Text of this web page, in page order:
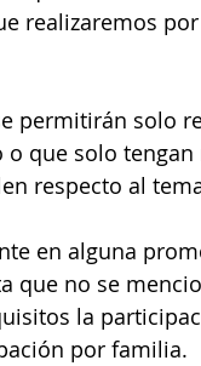
realizaremos
permitirán solo
que solo
respecto al
en alguna
que no se
la
por familia.